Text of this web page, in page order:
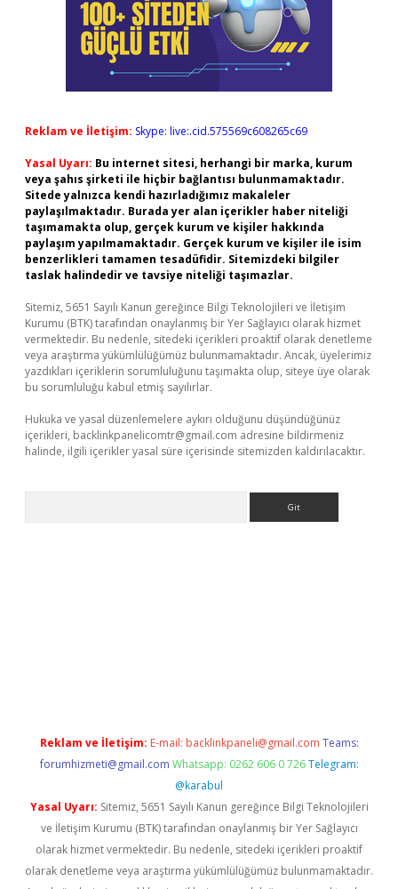
Reklam ve İletişim: Skype: live:.cid.575569c608265c69
Yasal Uyarı: Bu internet sitesi, herhangi bir marka, kurum
veya şahıs şirketi ile hiçbir bağlantısı bulunmamaktadır.
Sitede yalnızca kendi hazırladığımız makaleler
paylaşılmaktadır. Burada yer alan içerikler haber niteliği
taşımamakta olup, gerçek kurum ve kişiler hakkında
paylaşım yapılmamaktadır. Gerçek kurum ve kişiler ile isim
benzerlikleri tamamen tesadüfidir. Sitemizdeki bilgiler
taslak halindedir ve tavsiye niteliği taşımazlar.
Sitemiz, 5651 Sayılı Kanun gereğince Bilgi Teknolojileri ve İletişim
Kurumu (BTK) tarafından onaylanmış bir Yer Sağlayıcı olarak hizmet
vermektedir. Bu nedenle, sitedeki içerikleri proaktif olarak denetleme
veya araştırma yükümlülüğümüz bulunmamaktadır. Ancak, üyelerimiz
yazdıkları içeriklerin sorumluluğunu taşımakta olup, siteye üye olarak
bu sorumluluğu kabul etmiş sayılırlar.
Hukuka ve yasal düzenlemelere aykırı olduğunu düşündüğünüz
içerikleri, backlinkpanelicomtr@gmail.com adresine bildirmeniz
halinde, ilgili içerikler yasal süre içerisinde sitemizden kaldırılacaktır.
Reklam ve İletişim: E-mail: backlinkpaneli@gmail.com Teams:
forumhizmeti@gmail.com Whatsapp: 0262 606 0 726 Telegram:
@karabul
Yasal Uyarı: Sitemiz, 5651 Sayılı Kanun gereğince Bilgi Teknolojileri
ve İletişim Kurumu (BTK) tarafından onaylanmış bir Yer Sağlayıcı
olarak hizmet vermektedir. Bu nedenle, sitedeki içerikleri proaktif
olarak denetleme veya araştırma yükümlülüğümüz bulunmamaktadır.